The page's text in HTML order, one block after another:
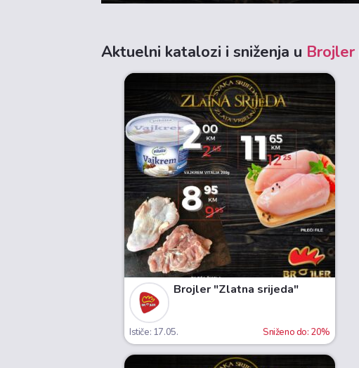
Aktuelni katalozi i sniženja u Brojler
Brojler "Zlatna srijeda"
Ističe: 17.05. Sniženo do: 20%